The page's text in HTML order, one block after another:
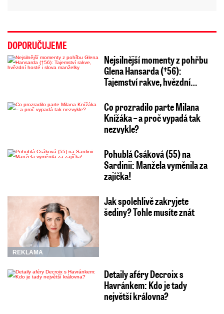
DOPORUČUJEME
Nejsilnější momenty z pohřbu
Glena Hansarda (†56):
Tajemství rakve, hvězdní…
Co prozradilo parte Milana
Knížáka – a proč vypadá tak
nezvykle?
Pohublá Csáková (55) na
Sardinii: Manžela vyměnila za
zajíčka!
REKLAMA
Jak spolehlivě zakryjete
šediny? Tohle musíte znát
Detaily aféry Decroix s
Havránkem: Kdo je tady
největší královna?